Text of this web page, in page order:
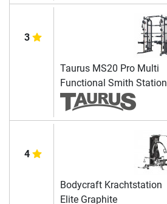
3
Taurus MS20 Pro Multi
Functional Smith Station
4
Bodycraft Krachtstation
Elite Graphite